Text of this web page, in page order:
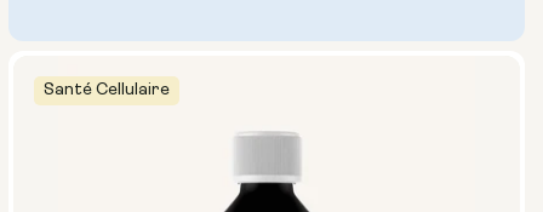
Santé Cellulaire